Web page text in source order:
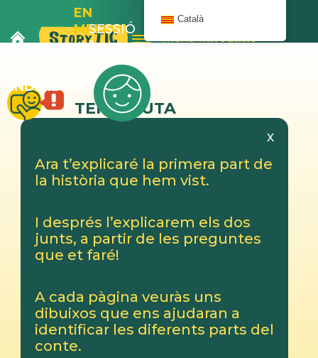
EN
MELOIX
I LA
BANYERA
SESSIÓ
1
INDIVIDUAL
TERAPEUTA
x
Ara t’explicaré la primera part de
la història que hem vist.
I després l’explicarem els dos
junts, a partir de les preguntes
que et faré!
A cada pàgina veuràs uns
dibuixos que ens ajudaran a
identificar les diferents parts del
conte.
Català